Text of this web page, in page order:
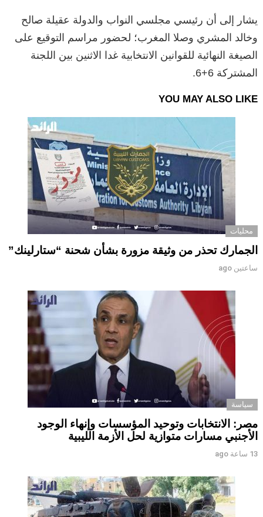
يشار إلى أن رئيسي مجلسي النواب والدولة عقيلة صالح
وخالد المشري وصلا المغرب؛ لحضور مراسم التوقيع على
الصيغة النهائية للقوانين الانتخابية غدا الاثنين بين اللجنة
المشتركة 6+6.
YOU MAY ALSO LIKE
محليات
الجمارك تحذر من وثيقة مزورة بشأن شحنة “ستارلينك”
ساعتين ago
سياسة
مصر: الانتخابات وتوحيد المؤسسات وإنهاء الوجود
الأجنبي مسارات متوازية لحل الأزمة الليبية
13 ساعة ago